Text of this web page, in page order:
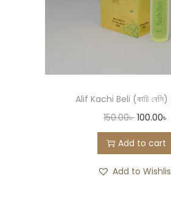
Alif Kachi Beli (কাচি
150.00৳ 100.00৳
Add to cart
Add to